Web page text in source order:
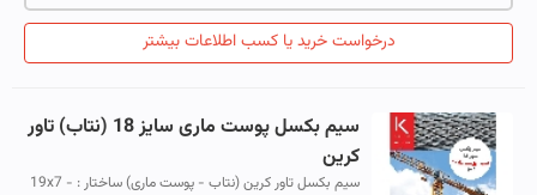
درخواست خرید یا کسب اطلاعات بیشتر
سیم بکسل پوست ماری سایز 18 (نتاب) تاور
کرین
سیم بکسل تاور کرین (نتاب - پوست ماری) ساختار : 19x7 -